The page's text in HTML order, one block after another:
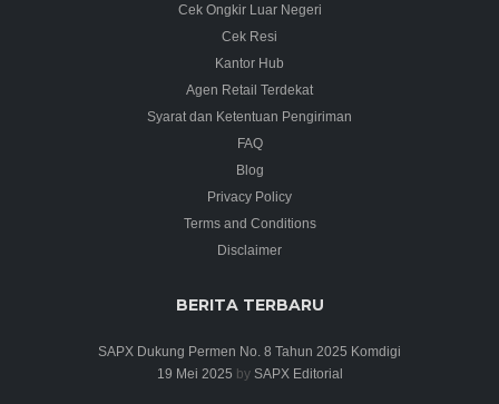
Cek Ongkir Luar Negeri
Cek Resi
Kantor Hub
Agen Retail Terdekat
Syarat dan Ketentuan Pengiriman
FAQ
Blog
Privacy Policy
Terms and Conditions
Disclaimer
BERITA TERBARU
SAPX Dukung Permen No. 8 Tahun 2025 Komdigi
19 Mei 2025 by SAPX Editorial